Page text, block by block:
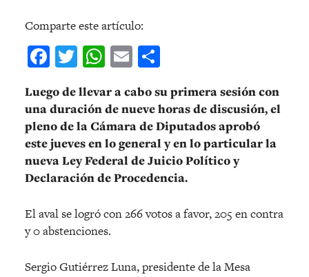
Comparte este artículo:
Facebook
Twitter
WhatsApp
Email
Luego de llevar a cabo su primera sesión con
una duración de nueve horas de discusión, el
pleno de la Cámara de Diputados aprobó
este jueves en lo general y en lo particular la
nueva Ley Federal de Juicio Político y
Declaración de Procedencia.
El aval se logró con 266 votos a favor, 205 en contra
y 0 abstenciones.
Sergio Gutiérrez Luna, presidente de la Mesa